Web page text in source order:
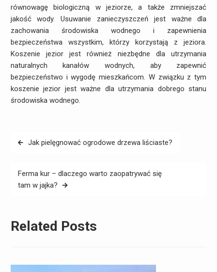
równowagę biologiczną w jeziorze, a także zmniejszać
jakość wody. Usuwanie zanieczyszczeń jest ważne dla
zachowania środowiska wodnego i zapewnienia
bezpieczeństwa wszystkim, którzy korzystają z jeziora.
Koszenie jezior jest również niezbędne dla utrzymania
naturalnych kanałów wodnych, aby zapewnić
bezpieczeństwo i wygodę mieszkańcom. W związku z tym
koszenie jezior jest ważne dla utrzymania dobrego stanu
środowiska wodnego.
Nawigacja
Jak pielęgnować ogrodowe drzewa liściaste?
Ferma kur – dlaczego warto zaopatrywać się
tam w jajka?
Related Posts